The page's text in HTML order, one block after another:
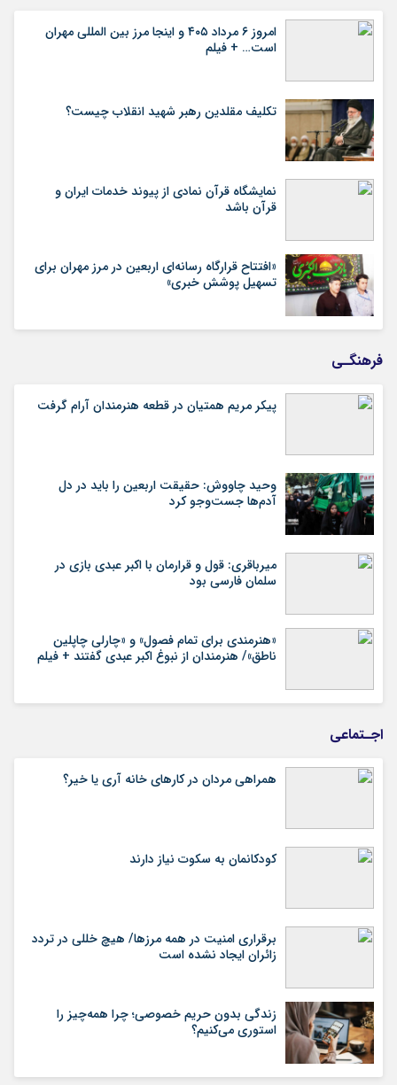
امروز ۶ مرداد ۴۰۵ و اینجا مرز بین المللی مهران
است… + فیلم
تکلیف مقلدین رهبر شهید انقلاب چیست؟
نمایشگاه قرآن نمادی از پیوند خدمات ایران و
قرآن باشد
«افتتاح قرارگاه رسانه‌ای اربعین در مرز مهران برای
تسهیل پوشش خبری»
فرهنگـی
پیکر مریم همتیان در قطعه هنرمندان آرام گرفت
وحید چاووش: حقیقت اربعین را باید در دل
آدم‌ها جست‌وجو کرد
میرباقری: قول و قرارمان با اکبر عبدی بازی در
سلمان فارسی بود
«هنرمندی برای تمام فصول» و «چارلی چاپلین
ناطق»/ هنرمندان از نبوغ اکبر عبدی گفتند + فیلم
اجـتماعی
همراهی مردان در کارهای خانه آری یا خیر؟
کودکانمان به سکوت نیاز دارند
برقراری امنیت در همه مرزها/ هیچ‌ خللی در تردد
زائران ایجاد نشده است
زندگی بدون حریم خصوصی؛ چرا همه‌چیز را
استوری می‌کنیم؟